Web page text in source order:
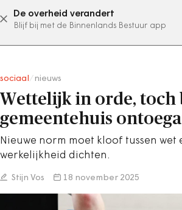
De overheid verandert
Blijf bij met de Binnenlands Bestuur app
abonneer nu
sociaal nieuws
Wettelijk in orde,
gemeentehuis
Nieuwe norm moet kloof tussen wet
werkelijkheid dichten.
Stijn Vos 18 november 2025